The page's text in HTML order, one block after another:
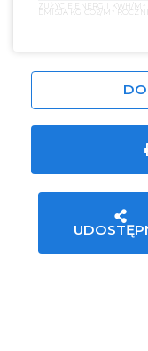
ZUŻYCIE ENERGII KWH/M²
EMISJA KG CO2/M²